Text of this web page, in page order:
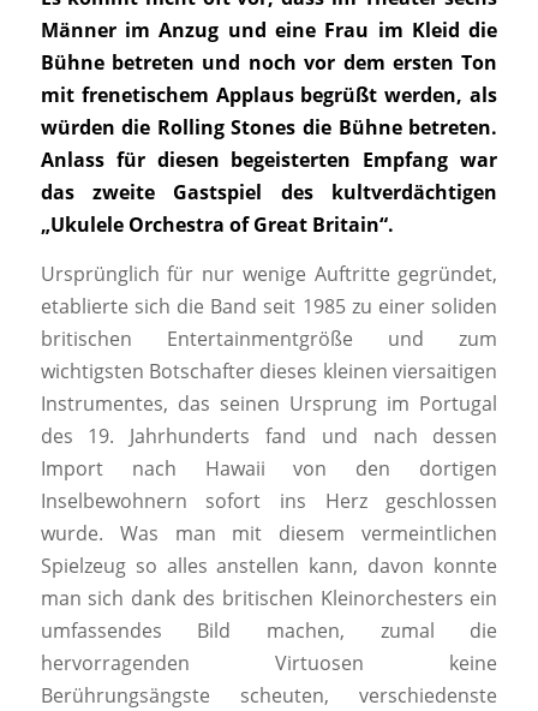
Männer im Anzug und eine Frau im Kleid die
Bühne betreten und noch vor dem ersten Ton
mit frenetischem Applaus begrüßt werden, als
würden die Rolling Stones die Bühne betreten.
Anlass für diesen begeisterten Empfang war
das zweite Gastspiel des kultverdächtigen
„Ukulele Orchestra of Great Britain“.
Ursprünglich für nur wenige Auftritte gegründet,
etablierte sich die Band seit 1985 zu einer soliden
britischen Entertainmentgröße und zum
wichtigsten Botschafter dieses kleinen viersaitigen
Instrumentes, das seinen Ursprung im Portugal
des 19. Jahrhunderts fand und nach dessen
Import nach Hawaii von den dortigen
Inselbewohnern sofort ins Herz geschlossen
wurde. Was man mit diesem vermeintlichen
Spielzeug so alles anstellen kann, davon konnte
man sich dank des britischen Kleinorchesters ein
umfassendes Bild machen, zumal die
hervorragenden Virtuosen keine
Berührungsängste scheuten, verschiedenste